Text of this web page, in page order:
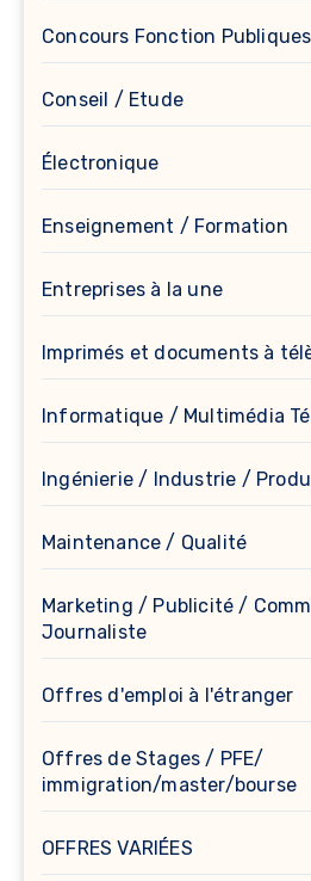
Concours Fonction Publiques
Conseil / Etude
Électronique
Enseignement / Formation
Entreprises à la une
Imprimés et documents à
Informatique / Multimédia
Ingénierie / Industrie /
Maintenance / Qualité
Marketing / Publicité /
Journaliste
Offres d'emploi à l'étranger
Offres de Stages / PFE/
immigration/master/bourse
OFFRES VARIÉES